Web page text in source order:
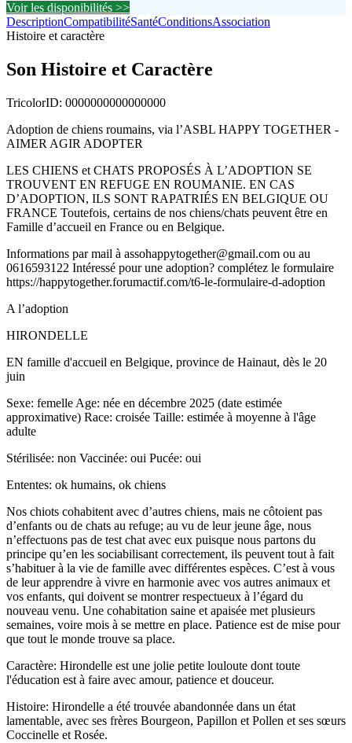
Voir les disponibilités >>
DescriptionCompatibilitéSantéConditionsAssociation
Histoire et caractère
Son Histoire et Caractère
TricolorID: 0000000000000000
Adoption de chiens roumains, via l’ASBL HAPPY TOGETHER -
AIMER AGIR ADOPTER
LES CHIENS et CHATS PROPOSÉS À L’ADOPTION SE
TROUVENT EN REFUGE EN ROUMANIE. EN CAS
D’ADOPTION, ILS SONT RAPATRIÉS EN BELGIQUE OU
FRANCE Toutefois, certains de nos chiens/chats peuvent être en
Famille d’accueil en France ou en Belgique.
Informations par mail à assohappytogether@gmail.com ou au
0616593122 Intéressé pour une adoption? complétez le formulaire
https://happytogether.forumactif.com/t6-le-formulaire-d-adoption
A l’adoption
HIRONDELLE
EN famille d'accueil en Belgique, province de Hainaut, dès le 20
juin
Sexe: femelle Age: née en décembre 2025 (date estimée
approximative) Race: croisée Taille: estimée à moyenne à l'âge
adulte
Stérilisée: non Vaccinée: oui Pucée: oui
Ententes: ok humains, ok chiens
Nos chiots cohabitent avec d’autres chiens, mais ne côtoient pas
d’enfants ou de chats au refuge; au vu de leur jeune âge, nous
n’effectuons pas de test chat avec eux puisque nous partons du
principe qu’en les sociabilisant correctement, ils peuvent tout à fait
s’habituer à la vie de famille avec différentes espèces. C’est à vous
de leur apprendre à vivre en harmonie avec vos autres animaux et
vos enfants, qui doivent se montrer respectueux à l’égard du
nouveau venu. Une cohabitation saine et apaisée met plusieurs
semaines, voire mois à se mettre en place. Patience est de mise pour
que tout le monde trouve sa place.
Caractère: Hirondelle est une jolie petite louloute dont toute
l'éducation est à faire avec amour, patience et douceur.
Histoire: Hirondelle a été trouvée abandonnée dans un état
lamentable, avec ses frères Bourgeon, Papillon et Pollen et ses sœurs
Coccinelle et Rosée.